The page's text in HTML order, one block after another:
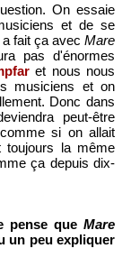
On essaie
et de se
a fait ça avecMare
pas d'énormes
et nous nous
musiciens et on
Donc dans
peut-être
si on allait
toujours la même
ça depuis dix-
pense queMare
un peu expliquer